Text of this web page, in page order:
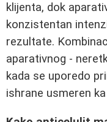
klijenta, dok
konzistentan
rezultate.
aparativnog -
kada se uporedo
ishrane usmeren ka